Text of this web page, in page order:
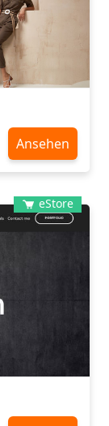
Ansehen
eStore